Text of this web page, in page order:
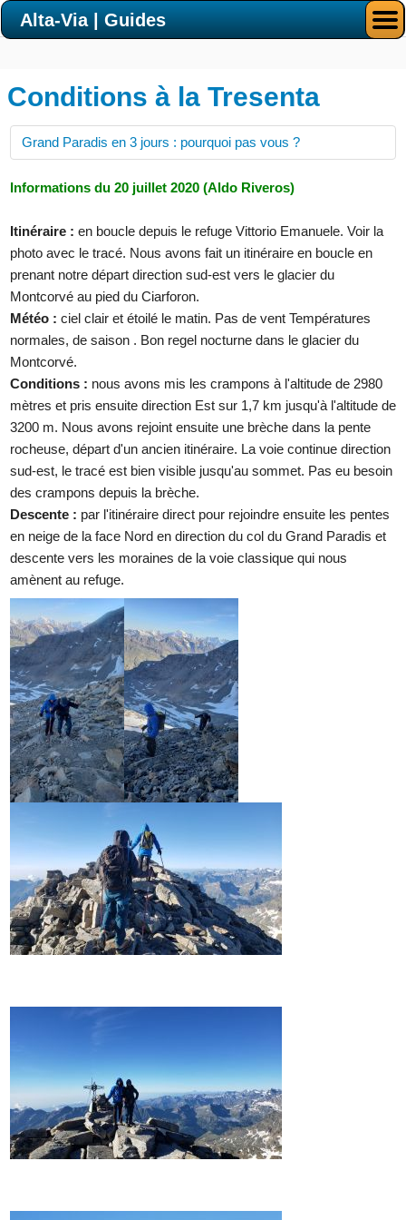
Conditions à la Tresenta
Grand Paradis en 3 jours : pourquoi pas vous ?
Informations du 20 juillet 2020 (Aldo Riveros)
Itinéraire : en boucle depuis le refuge Vittorio Emanuele. Voir la
photo avec le tracé. Nous avons fait un itinéraire en boucle en
prenant notre départ direction sud-est vers le glacier du
Montcorvé au pied du Ciarforon.
Météo : ciel clair et étoilé le matin. Pas de vent Températures
normales, de saison . Bon regel nocturne dans le glacier du
Montcorvé.
Conditions : nous avons mis les crampons à l'altitude de 2980
mètres et pris ensuite direction Est sur 1,7 km jusqu'à l'altitude de
3200 m. Nous avons rejoint ensuite une brèche dans la pente
rocheuse, départ d'un ancien itinéraire. La voie continue direction
sud-est, le tracé est bien visible jusqu'au sommet. Pas eu besoin
des crampons depuis la brèche.
Descente : par l'itinéraire direct pour rejoindre ensuite les pentes
en neige de la face Nord en direction du col du Grand Paradis et
descente vers les moraines de la voie classique qui nous
amènent au refuge.
Alta-Via | Guides